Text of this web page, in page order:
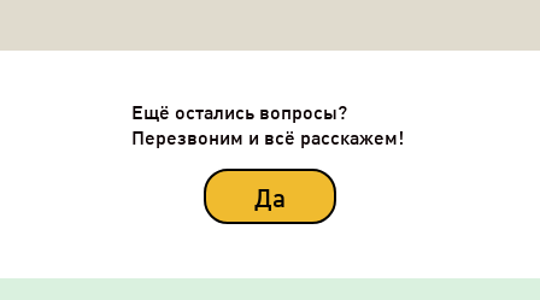
Ещё остались вопросы?
Перезвоним и всё расскажем!
Да